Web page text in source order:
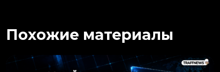
Похожие материалы